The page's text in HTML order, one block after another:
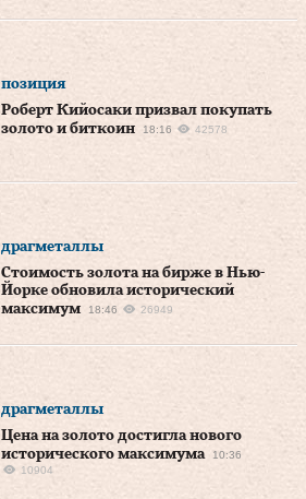
позиция
Роберт Кийосаки призвал покупать
золото и биткоин
18:16 42578
драгметаллы
Стоимость золота на бирже в Нью-
Йорке обновила исторический
максимум
18:46 26949
драгметаллы
Цена на золото достигла нового
исторического максимума
10:36
10904